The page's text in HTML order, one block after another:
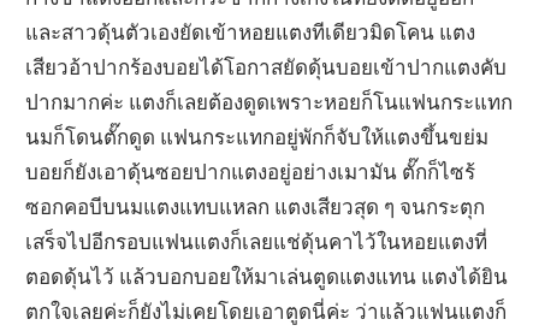
และสาวดุ้นตัวเองยัดเข้าหอยแตงทีเดียวมิดโคน แตง
เสียวอ้าปากร้องบอยได้โอกาสยัดดุ้นบอยเข้าปากแตงคับ
ปากมากค่ะ แตงก็เลยต้องดูดเพราะหอยก็โนแฟนกระแทก
นมก็โดนตั๊กดูด แฟนกระแทกอยู่พักก็จับให้แตงขึ้นขย่ม
บอยก็ยังเอาดุ้นซอยปากแตงอยู่อย่างเมามัน ตั๊กก็ไซร้
ซอกคอบีบนมแตงแทบแหลก แตงเสียวสุด ๆ จนกระตุก
เสร็จไปอีกรอบแฟนแตงก็เลยแช่ดุ้นคาไว้ในหอยแตงที่
ตอดดุ้นไว้ แล้วบอกบอยให้มาเล่นตูดแตงแทน แตงได้ยิน
ตกใจเลยค่ะก็ยังไม่เคยโดยเอาตูดนี่ค่ะ ว่าแล้วแฟนแตงก็